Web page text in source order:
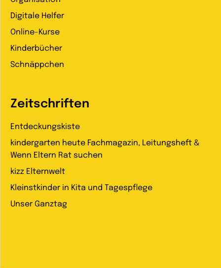
Digitale Helfer
Online-Kurse
Kinderbücher
Schnäppchen
Zeitschriften
Entdeckungskiste
kindergarten heute Fachmagazin, Leitungsheft &
Wenn Eltern Rat suchen
kizz Elternwelt
Kleinstkinder in Kita und Tagespflege
Unser Ganztag